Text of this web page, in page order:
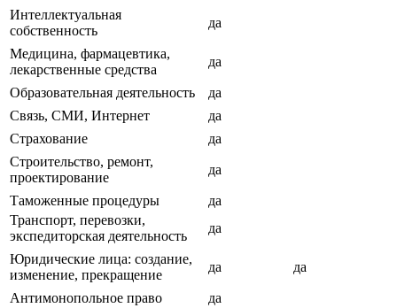
Интеллектуальная
собственность
да
Медицина, фармацевтика,
лекарственные средства
да
Образовательная деятельность
да
Связь, СМИ, Интернет
да
Страхование
да
Строительство, ремонт,
проектирование
да
Таможенные процедуры
да
Транспорт, перевозки,
экспедиторская деятельность
да
Юридические лица: создание,
изменение, прекращение
да да
Антимонопольное право
да